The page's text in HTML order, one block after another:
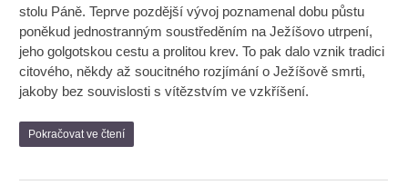
stolu Páně. Teprve pozdější vývoj poznamenal dobu půstu
poněkud jednostranným soustředěním na Ježíšovo utrpení,
jeho golgotskou cestu a prolitou krev. To pak dalo vznik tradici
citového, někdy až soucitného rozjímání o Ježíšově smrti,
jakoby bez souvislosti s vítězstvím ve vzkříšení.
Pokračovat ve čtení